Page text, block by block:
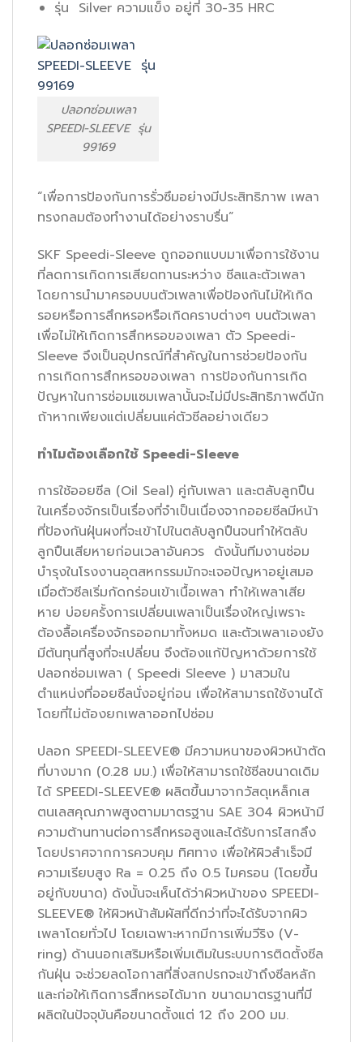
รุ่น Silver ความแข็ง อยู่ที่ 30-35 HRC
ปลอกซ่อมเพลา
SPEEDI-SLEEVE รุ่น
99169
“เพื่อการป้องกันการรั่วซึมอย่างมีประสิทธิภาพ เพลา
ทรงกลมต้องทำงานได้อย่างราบรื่น”
SKF Speedi-Sleeve ถูกออกแบบมาเพื่อการใช้งาน
ที่ลดการเกิดการเสียดทานระหว่าง ซีลและตัวเพลา
โดยการนำมาครอบบนตัวเพลาเพื่อป้องกันไม่ให้เกิด
รอยหรือการสึกหรอหรือเกิดคราบต่างๆ บนตัวเพลา
เพื่อไม่ให้เกิดการสึกหรอของเพลา ตัว Speedi-
Sleeve จึงเป็นอุปกรณ์ที่สำคัญในการช่วยป้องกัน
การเกิดการสึกหรอของเพลา การป้องกันการเกิด
ปัญหาในการซ่อมแซมเพลานั้นจะไม่มีประสิทธิภาพดีนัก
ถ้าหากเพียงแต่เปลี่ยนแค่ตัวซีลอย่างเดียว
ทำไมต้องเลือกใช้ Speedi-Sleeve
การใช้ออยซีล (Oil Seal) คู่กับเพลา และตลับลูกปืน
ในเครื่องจักรเป็นเรื่องที่จำเป็นเนื่องจากออยซีลมีหน้า
ที่ป้องกันฝุ่นผงที่จะเข้าไปในตลับลูกปืนจนทำให้ตลับ
ลูกปืนเสียหายก่อนเวลาอันควร ดังนั้นทีมงานซ่อม
บำรุงในโรงงานอุตสหกรรมมักจะเจอปัญหาอยู่เสมอ
เมื่อตัวซีลเริ่มกัดกร่อนเข้าเนื้อเพลา ทำให้เพลาเสีย
หาย บ่อยครั้งการเปลี่ยนเพลาเป็นเรื่องใหญ่เพราะ
ต้องลื้อเครื่องจักรออกมาทั้งหมด และตัวเพลาเองยัง
มีต้นทุนที่สูงที่จะเปลี่ยน จึงต้องแก้ปัญหาด้วยการใช้
ปลอกซ่อมเพลา ( Speedi Sleeve ) มาสวมใน
ตำแหน่งที่ออยซีลนั่งอยู่ก่อน เพื่อให้สามารถใช้งานได้
โดยที่ไม่ต้องยกเพลาออกไปซ่อม
ปลอก SPEEDI-SLEEVE® มีความหนาของผิวหน้าตัด
ที่บางมาก (0.28 มม.) เพื่อให้สามารถใช้ซีลขนาดเดิม
ได้ SPEEDI-SLEEVE® ผลิตขึ้นมาจากวัสดุเหล็กเส
ตนเลสคุณภาพสูงตามมาตรฐาน SAE 304 ผิวหน้ามี
ความต้านทานต่อการสึกหรอสูงและได้รับการไสกลึง
โดยปราศจากการควบคุม ทิศทาง เพื่อให้ผิวสำเร็จมี
ความเรียบสูง Ra = 0.25 ถึง 0.5 ไมครอน (โดยขึ้น
อยู่กับขนาด) ดังนั้นจะเห็นได้ว่าผิวหน้าของ SPEEDI-
SLEEVE® ให้ผิวหน้าสัมผัสที่ดีกว่าที่จะได้รับจากผิว
เพลาโดยทั่วไป โดยเฉพาะหากมีการเพิ่มวีริง (V-
ring) ด้านนอกเสริมหรือเพิ่มเติมในระบบการติดตั้งซีล
กันฝุ่น จะช่วยลดโอกาสที่สิ่งสกปรกจะเข้าถึงซีลหลัก
และก่อให้เกิดการสึกหรอได้มาก ขนาดมาตรฐานที่มี
ผลิตในปัจจุบันคือขนาดตั้งแต่ 12 ถึง 200 มม.